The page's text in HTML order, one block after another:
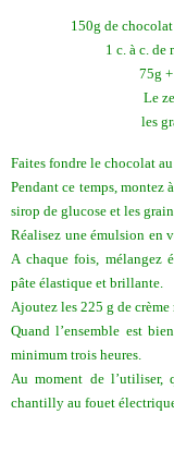
150g de
1 c. à c. de
75g
Le
les
Faites fondre le chocolat
Pendant ce temps,
sirop de glucose et les
Réalisez une émulsion en
A chaque fois, mélangez
pâte élastique et brillante.
Ajoutez les 225 g de crème
Quand l’ensemble est
minimum trois heures.
Au moment de l’utiliser,
chantilly au fouet